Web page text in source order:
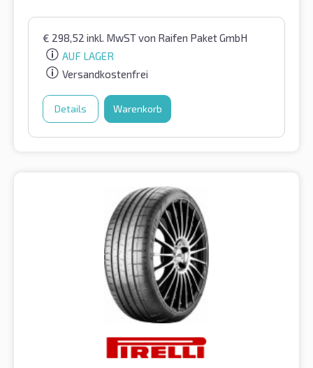
€ 298,52 inkl. MwSTvon Raifen Paket GmbH
AUF LAGER
Versandkostenfrei
Details Warenkorb